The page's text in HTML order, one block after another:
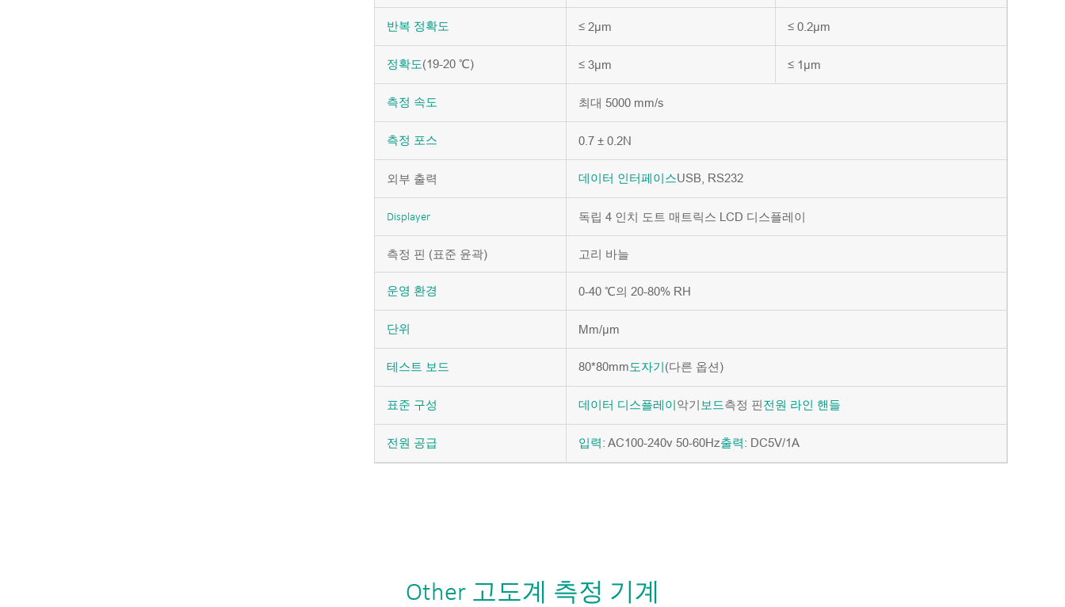
반복 정확도 ≤ 2µm ≤ 0.2µm
정확도(19-20 ℃) ≤ 3µm ≤ 1µm
측정 속도 최대 5000 mm/s
측정 포스 0.7 ± 0.2N
외부 출력 데이터 인터페이스USB, RS232
Displayer 독립 4 인치 도트 매트릭스 LCD 디스플레이
측정 핀 (표준 윤곽) 고리 바늘
운영 환경 0-40 ℃의 20-80% RH
단위 Mm/μm
테스트 보드 80*80mm도자기 (다른 옵션)
표준 구성 데이터 디스플레이 악기 보드측정 핀 전원 라인 핸들
전원 공급 입력 : AC100-240v 50-60Hz출력 : DC5V/1A
Other 고도계 측정 기계